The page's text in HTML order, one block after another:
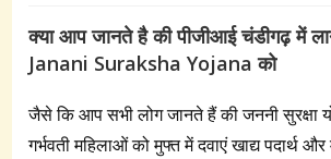
क्या आप जानते है की पीजीआई चंडीगढ़ में
Janani Suraksha Yojana को
जैसे कि आप सभी लोग जानते हैं की जननी सुरक्षा
गर्भवती महिलाओं को मुफ्त में दवाएं खाद्य पदार्थ